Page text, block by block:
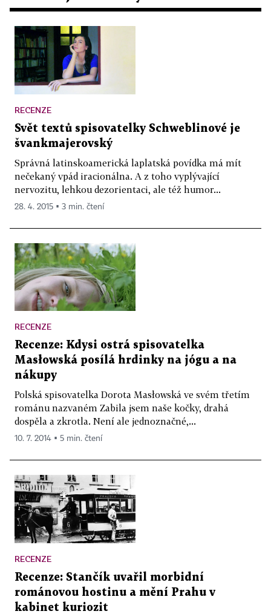
RECENZE
Svět textů spisovatelky Schweblinové je
švankmajerovský
Správná latinskoamerická laplatská povídka má mít
nečekaný vpád iracionálna. A z toho vyplývající
nervozitu, lehkou dezorientaci, ale též humor...
28. 4. 2015 ▪ 3 min. čtení
RECENZE
Recenze: Kdysi ostrá spisovatelka
Masłowská posílá hrdinky na jógu a na
nákupy
Polská spisovatelka Dorota Masłowská ve svém třetím
románu nazvaném Zabila jsem naše kočky, drahá
dospěla a zkrotla. Není ale jednoznačné,...
10. 7. 2014 ▪ 5 min. čtení
RECENZE
Recenze: Stančík uvařil morbidní
románovou hostinu a mění Prahu v
kabinet kuriozit